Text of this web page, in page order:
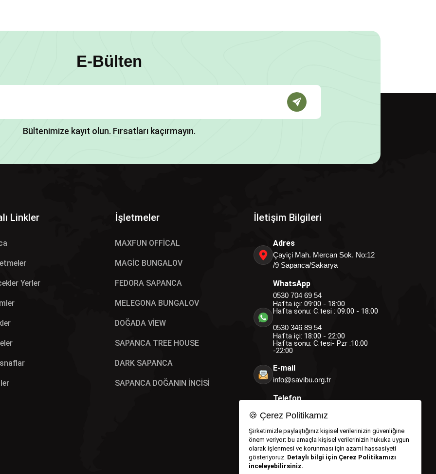
E-Bülten
Bültenimize kayıt olun. Fırsatları kaçırmayın.
Linkler
Yerler
İşletmeler
MAXFUN OFFİCAL
MAGİC BUNGALOV
FEDORA SAPANCA
MELEGONA BUNGALOV
DOĞADA VİEW
SAPANCA TREE HOUSE
DARK SAPANCA
SAPANCA DOĞANIN İNCİSİ
İletişim Bilgileri
Adres
Çayiçi Mah. Mercan Sok. No:12
/9 Sapanca/Sakarya
WhatsApp
0530 704 69 54
Hafta içi: 09:00 - 18:00
Hafta sonu: C.tesi : 09:00 - 18:00
0530 346 89 54
Hafta içi: 18:00 - 22:00
Hafta sonu: C.tesi- Pzr :10:00
-22:00
E-mail
info@savibu.org.tr
Telefon
0530 346 89 54
0530 704 69 54
🍪 Çerez Politikamız
Şirketimizle paylaştığınız kişisel verilerinizin güvenliğine
önem veriyor; bu amaçla kişisel verilerinizin hukuka uygun
olarak işlenmesi ve korunması için azami hassasiyeti
gösteriyoruz. Detaylı bilgi için Çerez Politikamızı
inceleyebilirsiniz.